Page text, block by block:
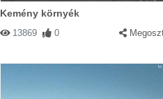
Kemény környék
13869 0